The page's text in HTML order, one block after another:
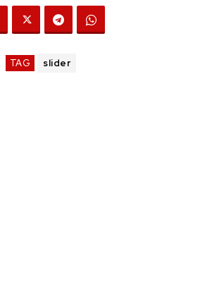
TAG slider